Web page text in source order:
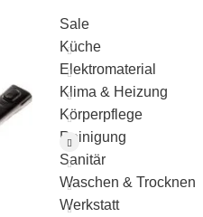
Sale
Küche
Elektromaterial
Klima & Heizung
Körperpflege
Reinigung
Sanitär
Waschen & Trocknen
Werkstatt